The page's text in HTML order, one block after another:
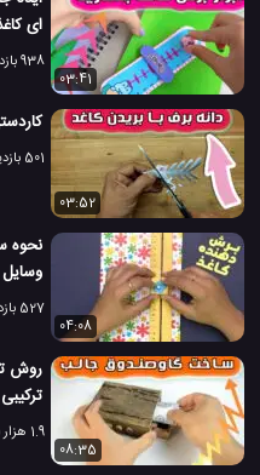
ای
938 بازدید
03:41
501 بازدید
03:52
نحوه
527 بازدید
04:08
روش
ترکیبی
1.9 هزار بازدید
08:35